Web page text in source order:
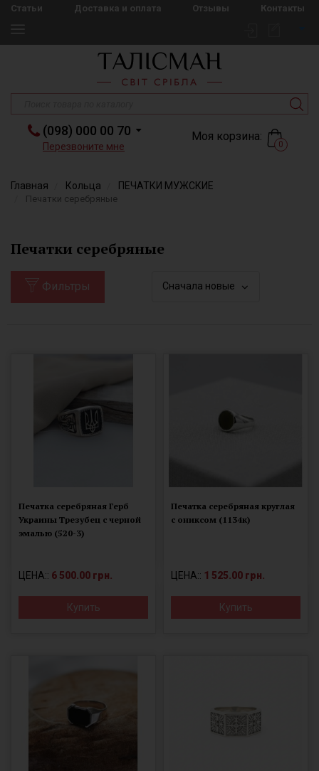
Статьи Доставка и оплата Отзывы Контакты
(098) 000 00 70
Перезвоните мне
Моя корзина:
0
Главная Кольца ПЕЧАТКИ МУЖСКИЕ
Печатки серебряные
Печатки серебряные
Фильтры Сначала новые
Печатка серебряная Герб
Украины Трезубец с черной
эмалью (520-3)
ЦЕНА:: 6 500.00 грн.
Купить
Печатка серебряная круглая
с ониксом (1134к)
ЦЕНА:: 1 525.00 грн.
Купить